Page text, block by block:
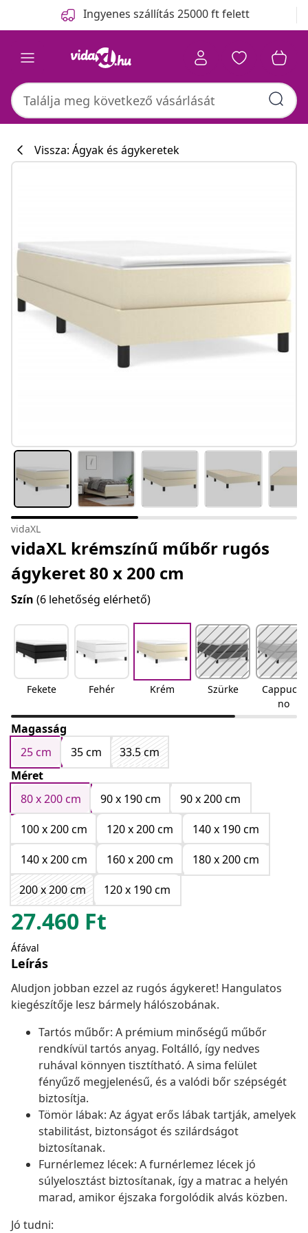
Ingyenes szállítás 25000 ft felett
Vissza: Ágyak és ágykeretek
vidaXL
vidaXL krémszínű műbőr rugós
ágykeret 80 x 200 cm
Szín (6 lehetőség elérhető)
Fekete Fehér Krém Szürke
Cappucci
no
Magasság
25 cm
35 cm
33.5 cm
Méret
80 x 200 cm
90 x 190 cm
90 x 200 cm
100 x 200 cm
120 x 200 cm
140 x 190 cm
140 x 200 cm
160 x 200 cm
180 x 200 cm
200 x 200 cm
120 x 190 cm
27.460 Ft
Áfával
Leírás
Aludjon jobban ezzel az rugós ágykeret! Hangulatos
kiegészítője lesz bármely hálószobának.
Tartós műbőr: A prémium minőségű műbőr
rendkívül tartós anyag. Foltálló, így nedves
ruhával könnyen tisztítható. A sima felület
fényűző megjelenésű, és a valódi bőr szépségét
biztosítja.
Tömör lábak: Az ágyat erős lábak tartják, amelyek
stabilitást, biztonságot és szilárdságot
biztosítanak.
Furnérlemez lécek: A furnérlemez lécek jó
súlyelosztást biztosítanak, így a matrac a helyén
marad, amikor éjszaka forgolódik alvás közben.
Jó tudni: